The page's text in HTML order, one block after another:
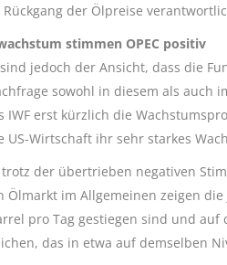
der Ölpreise
stimmen OPEC positiv
jedoch der Ansicht, dass die
sowohl in diesem als auch
erst kürzlich die
US-Wirtschaft ihr sehr starkes
der übertrieben negativen
Ölmarkt im Allgemeinen zeigen
pro Tag gestiegen sind und auf
das in etwa auf demselben